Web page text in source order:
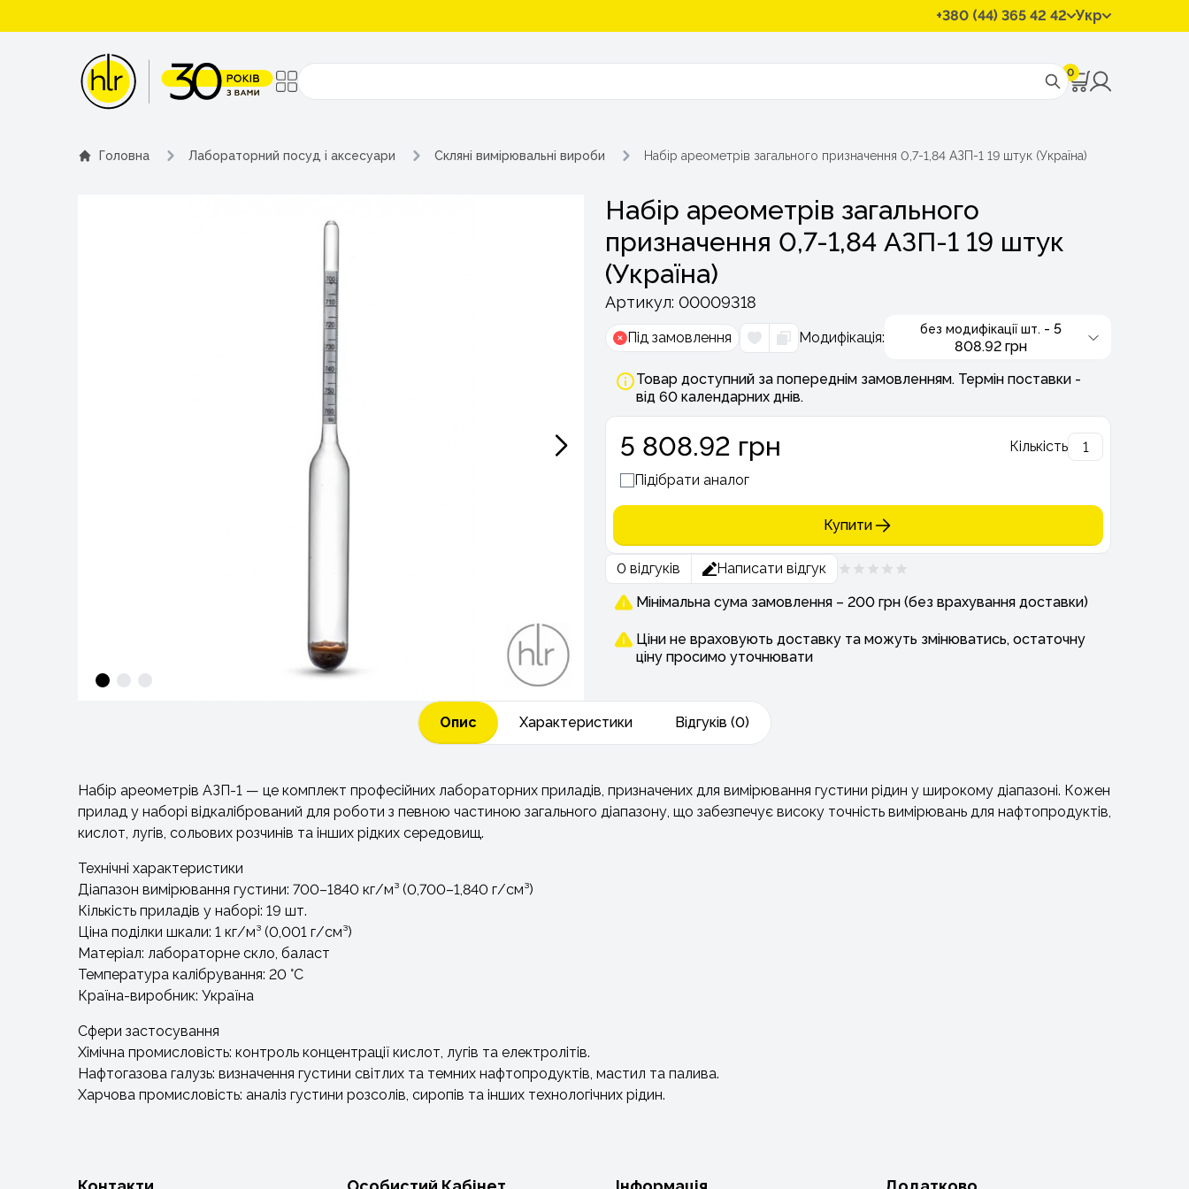
+380 (44) 365 42 42 Укр
0
Поиск
Головна Лабораторний посуд і аксесуари Скляні вимірювальні вироби Набір ареометрів загального призначення 0,7-1,84 АЗП-1 19 штук (Україна)
Набір ареометрів загального
призначення 0,7-1,84 АЗП-1 19 штук
(Україна)
Артикул: 00009318
Під замовлення Модифікація: без модифікації шт. - 5
808.92 грн
Товар доступний за попереднім замовленням. Термін поставки -
від 60 календарних днів.
5 808.92 грн
Кількість
Підібрати аналог
Купити
0 відгуків
Написати відгук
Мінімальна сума замовлення – 200 грн (без врахування доставки)
Ціни не враховують доставку та можуть змінюватись, остаточну
ціну просимо уточнювати
Опис Характеристики Відгуків (0)
Набір ареометрів АЗП-1 — це комплект професійних лабораторних приладів, призначених для вимірювання густини рідин у широкому діапазоні. Кожен
прилад у наборі відкалібрований для роботи з певною частиною загального діапазону, що забезпечує високу точність вимірювань для нафтопродуктів,
кислот, лугів, сольових розчинів та інших рідких середовищ.
Технічні характеристики
Діапазон вимірювання густини: 700–1840 кг/м³ (0,700–1,840 г/см³)
Кількість приладів у наборі: 19 шт.
Ціна поділки шкали: 1 кг/м³ (0,001 г/см³)
Матеріал: лабораторне скло, баласт
Температура калібрування: 20 °C
Країна-виробник: Україна
Сфери застосування
Хімічна промисловість: контроль концентрації кислот, лугів та електролітів.
Нафтогазова галузь: визначення густини світлих та темних нафтопродуктів, мастил та палива.
Харчова промисловість: аналіз густини розсолів, сиропів та інших технологічних рідин.